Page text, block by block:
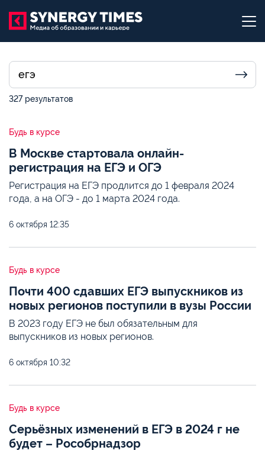
327 результатов
Будь в курсе
В Москве стартовала онлайн-
регистрация на ЕГЭ и ОГЭ
Регистрация на ЕГЭ продлится до 1 февраля 2024
года, а на ОГЭ - до 1 марта 2024 года.
6 октября 12:35
Будь в курсе
Почти 400 сдавших ЕГЭ выпускников из
новых регионов поступили в вузы России
В 2023 году ЕГЭ не был обязательным для
выпускников из новых регионов.
6 октября 10:32
Будь в курсе
Серьёзных изменений в ЕГЭ в 2024 г не
будет – Рособрнадзор